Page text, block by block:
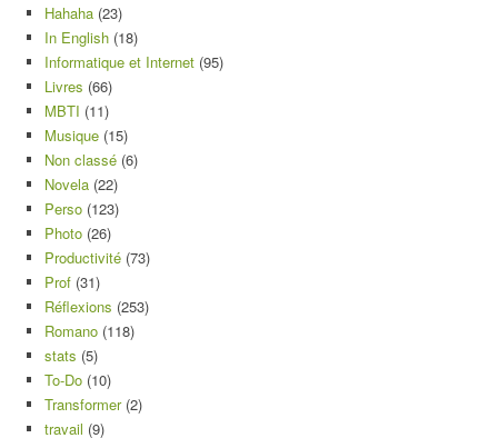
Hahaha (23)
In English (18)
Informatique et Internet (95)
Livres (66)
MBTI (11)
Musique (15)
Non classé (6)
Novela (22)
Perso (123)
Photo (26)
Productivité (73)
Prof (31)
Réflexions (253)
Romano (118)
stats (5)
To-Do (10)
Transformer(2)
travail (9)